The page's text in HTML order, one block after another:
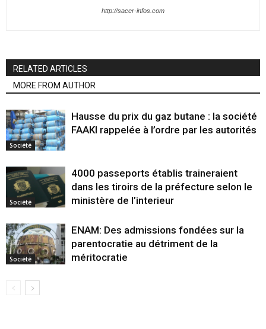
http://sacer-infos.com
RELATED ARTICLES
MORE FROM AUTHOR
Société
Hausse du prix du gaz butane : la société
FAAKI rappelée à l’ordre par les autorités
Société
4000 passeports établis traineraient
dans les tiroirs de la préfecture selon le
ministère de l’interieur
Société
ENAM: Des admissions fondées sur la
parentocratie au détriment de la
méritocratie